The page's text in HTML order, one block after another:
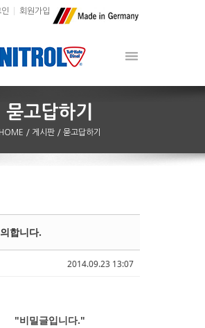
회원가입
HOME / 게시판 / 묻고답하기
2014.09.23 13:07
합니다.
"비밀글입니다."
스케치북5
스케치북5